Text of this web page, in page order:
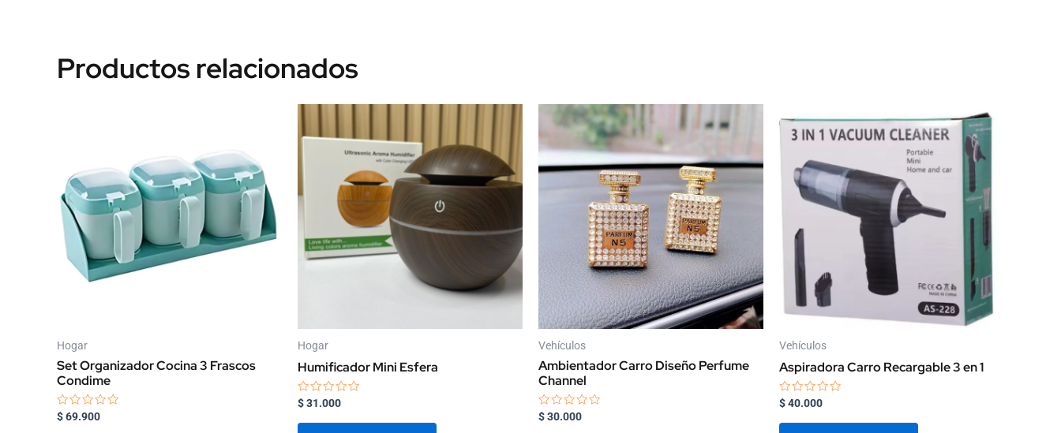
Productos relacionados
Hogar
Set Organizador Cocina 3 Frascos
Condime
Valorado
$69.900
tiene
múltiples
variantes.
Las
opciones
se
Hogar
Humificador Mini Esfera
Valorado
0
$31.000
Vehículos
Ambientador Carro Diseño Perfume
Channel
Valorado
$30.000
Vehículos
Aspiradora Carro Recargable 3 en 1
Valorado
0
$40.000